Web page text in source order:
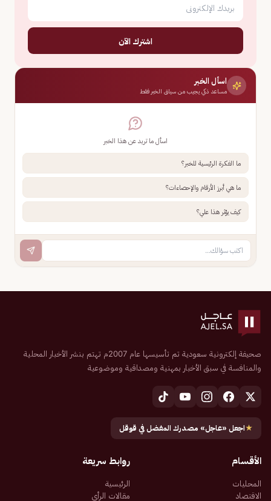
اشترك الآن
اسأل الخبر
مساعد ذكي يجيب من سياق الخبر فقط
اسأل ما تريد عن هذا الخبر
ما الفكرة الرئيسية للخبر؟
ما هي أبرز الأرقام والإحصاءات؟
كيف يؤثر هذا علي؟
صحيفة إلكترونية سعودية تم تأسيسها عام 2007م تهتم بنشر الأخبار المحلية
والمنافسة في سبق الأخبار بمهنية ومصداقية وموضوعية
★اجعل «عاجل» مصدرك المفضل في قوقل
الأقسام
المحليات
الاقتصاد
روابط سريعة
الرئيسية
مقالات الرأي